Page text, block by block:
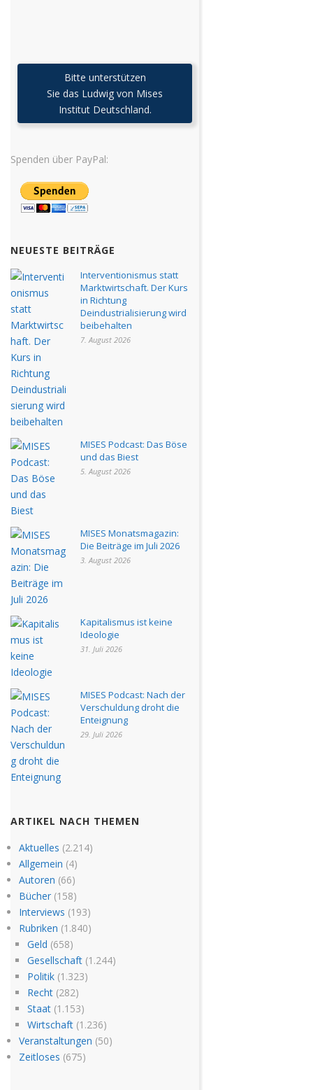
Bitte unterstützen
Sie das Ludwig von Mises
Institut Deutschland.
Spenden über PayPal:
NEUESTE BEITRÄGE
Interventionismus statt
Marktwirtschaft. Der Kurs
in Richtung
Deindustrialisierung wird
beibehalten
7. August 2026
MISES Podcast: Das Böse
und das Biest
5. August 2026
MISES Monatsmagazin:
Die Beiträge im Juli 2026
3. August 2026
Kapitalismus ist keine
Ideologie
31. Juli 2026
MISES Podcast: Nach der
Verschuldung droht die
Enteignung
29. Juli 2026
ARTIKEL NACH THEMEN
Aktuelles (2.214)
Allgemein (4)
Autoren (66)
Bücher(158)
Interviews (193)
Rubriken (1.840)
Geld (658)
Gesellschaft(1.244)
Politik(1.323)
Recht(282)
Staat(1.153)
Wirtschaft(1.236)
Veranstaltungen (50)
Zeitloses (675)